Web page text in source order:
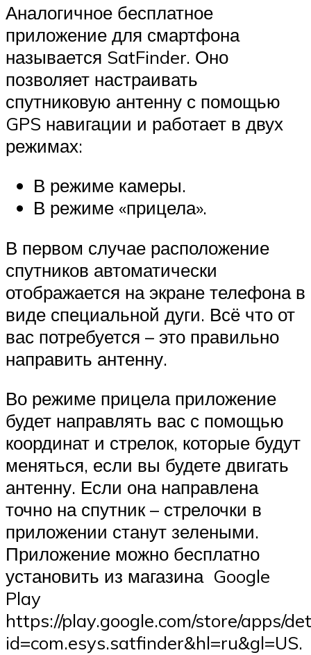
Аналогичное бесплатное
приложение для смартфона
называется SatFinder. Оно
позволяет настраивать
спутниковую антенну с помощью
GPS навигации и работает в двух
режимах:
В режиме камеры.
В режиме «прицела».
В первом случае расположение
спутников автоматически
отображается на экране телефона в
виде специальной дуги. Всё что от
вас потребуется – это правильно
направить антенну.
Во режиме прицела приложение
будет направлять вас с помощью
координат и стрелок, которые будут
меняться, если вы будете двигать
антенну. Если она направлена
точно на спутник – стрелочки в
приложении станут зелеными.
Приложение можно бесплатно
установить из магазина Google
Play
https://play.google.com/store/apps/
id=com.esys.satfinder&hl=ru&gl=US.